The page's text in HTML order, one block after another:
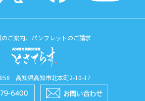
ご案内、パンフレットのご請求
高知県高知市北本町2-10-17